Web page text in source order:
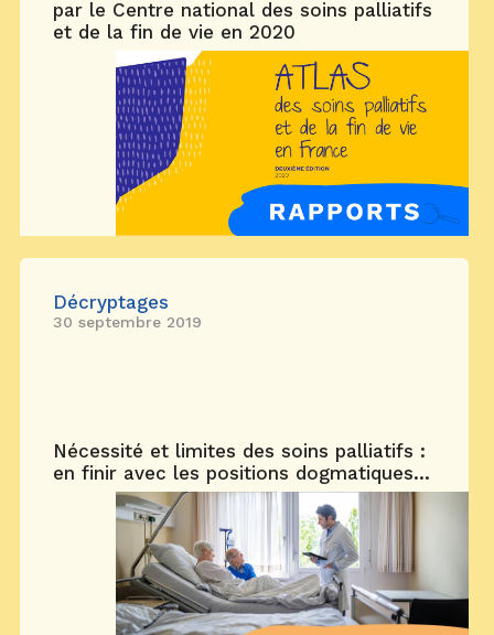
par le Centre national des soins palliatifs
et de la fin de vie en 2020
Décryptages
30 septembre 2019
Nécessité et limites des soins palliatifs :
en finir avec les positions dogmatiques...